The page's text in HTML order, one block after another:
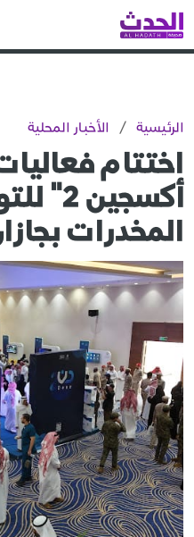
الرئيسية / الأخبار المحلية
اختتام
أكسجين
المخدرات